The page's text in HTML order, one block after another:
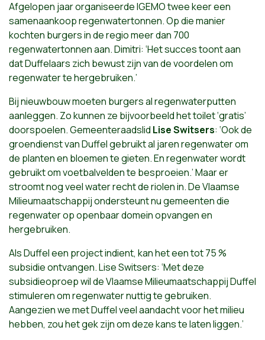
Afgelopen jaar organiseerde IGEMO twee keer een
samenaankoop regenwatertonnen. Op die manier
kochten burgers in de regio meer dan 700
regenwatertonnen aan. Dimitri: ‘Het succes toont aan
dat Duffelaars zich bewust zijn van de voordelen om
regenwater te hergebruiken.’
Bij nieuwbouw moeten burgers al regenwaterputten
aanleggen. Zo kunnen ze bijvoorbeeld het toilet ‘gratis’
doorspoelen. Gemeenteraadslid Lise Switsers: ‘Ook de
groendienst van Duffel gebruikt al jaren regenwater om
de planten en bloemen te gieten. En regenwater wordt
gebruikt om voetbalvelden te besproeien.’ Maar er
stroomt nog veel water recht de riolen in. De Vlaamse
Milieumaatschappij ondersteunt nu gemeenten die
regenwater op openbaar domein opvangen en
hergebruiken.
Als Duffel een project indient, kan het een tot 75 %
subsidie ontvangen. Lise Switsers: ‘Met deze
subsidieoproep wil de Vlaamse Milieumaatschappij Duffel
stimuleren om regenwater nuttig te gebruiken.
Aangezien we met Duffel veel aandacht voor het milieu
hebben, zou het gek zijn om deze kans te laten liggen.’